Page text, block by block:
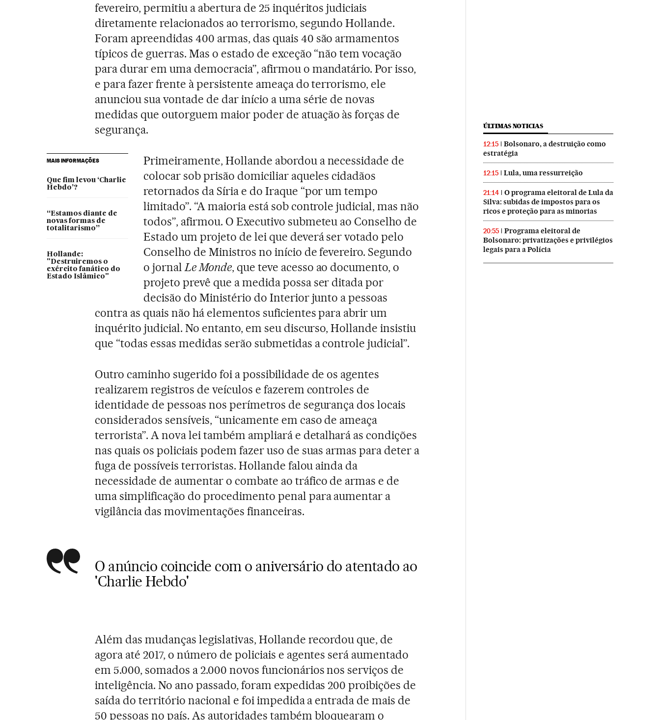
fevereiro, permitiu a abertura de 25 inquéritos judiciais
diretamente relacionados ao terrorismo, segundo Hollande.
Foram apreendidas 400 armas, das quais 40 são armamentos
típicos de guerras. Mas o estado de exceção “não tem vocação
para durar em uma democracia”, afirmou o mandatário. Por isso,
e para fazer frente à persistente ameaça do terrorismo, ele
anunciou sua vontade de dar início a uma série de novas
medidas que outorguem maior poder de atuação às forças de
segurança.
MAIS INFORMAÇÕES
Que fim levou ‘Charlie
Hebdo’?
“Estamos diante de
novas formas de
totalitarismo”
Hollande:
"Destruiremos o
exército fanático do
Estado Islâmico"
Primeiramente, Hollande abordou a necessidade de
colocar sob prisão domiciliar aqueles cidadãos
retornados da Síria e do Iraque “por um tempo
limitado”. “A maioria está sob controle judicial, mas não
todos”, afirmou. O Executivo submeteu ao Conselho de
Estado um projeto de lei que deverá ser votado pelo
Conselho de Ministros no início de fevereiro. Segundo
o jornalLe Monde, que teve acesso ao documento, o
projeto prevê que a medida possa ser ditada por
decisão do Ministério do Interior junto a pessoas
contra as quais não há elementos suficientes para abrir um
inquérito judicial. No entanto, em seu discurso, Hollande insistiu
que “todas essas medidas serão submetidas a controle judicial”.
Outro caminho sugerido foi a possibilidade de os agentes
realizarem registros de veículos e fazerem controles de
identidade de pessoas nos perímetros de segurança dos locais
considerados sensíveis, “unicamente em caso de ameaça
terrorista”. A nova lei também ampliará e detalhará as condições
nas quais os policiais podem fazer uso de suas armas para deter a
fuga de possíveis terroristas. Hollande falou ainda da
necessidade de aumentar o combate ao tráfico de armas e de
uma simplificação do procedimento penal para aumentar a
vigilância das movimentações financeiras.
O anúncio coincide com o aniversário do atentado ao
'Charlie Hebdo'
Além das mudanças legislativas, Hollande recordou que, de
agora até 2017, o número de policiais e agentes será aumentado
em 5.000, somados a 2.000 novos funcionários nos serviços de
inteligência. No ano passado, foram expedidas 200 proibições de
saída do território nacional e foi impedida a entrada de mais de
50 pessoas no país. As autoridades também bloquearam o
ÚLTIMAS NOTICIAS
12:15
Bolsonaro, a destruição como
estratégia
12:15 Lula, uma ressurreição
21:14
O programa eleitoral de Lula da
Silva: subidas de impostos para os
ricos e proteção para as minorias
20:55
Programa eleitoral de
Bolsonaro: privatizações e privilégios
legais para a Polícia